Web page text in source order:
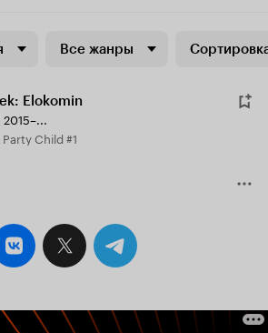
Все жанры
Elokomin
Party Child #1